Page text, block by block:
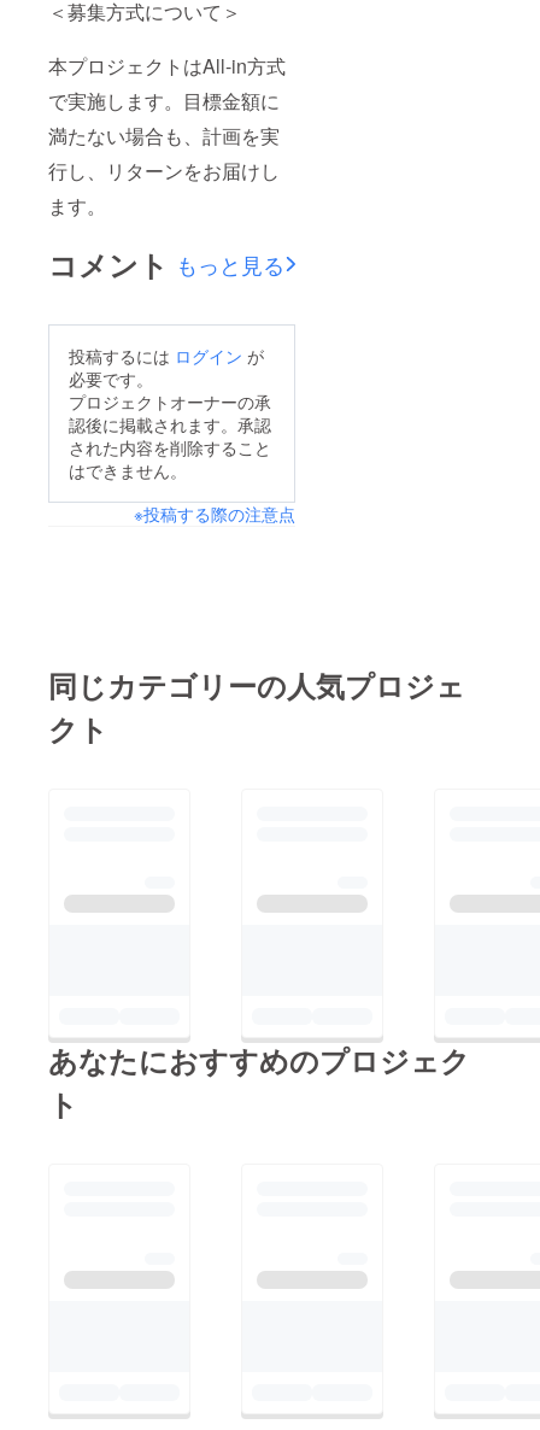
＜募集方式について＞
本プロジェクトはAll-in方式
で実施します。目標金額に
満たない場合も、計画を実
行し、リターンをお届けし
ます。
コメント もっと見る
投稿するには ログイン が
必要です。
プロジェクトオーナーの承
認後に掲載されます。承認
された内容を削除すること
はできません。
※投稿する際の注意点
同じカテゴリーの人気プロジェ
クト
あなたにおすすめのプロジェク
ト